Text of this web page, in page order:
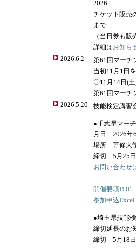
2026
チケット販
まで
（当日券も販
詳細はお知ら
2026.6.2
第61回マーチ
当初11月1日
〇11月14日(土
第61回マーチ
2026.5.20
技能検定講習
●千葉県マー
月日 2026年
場所 専修大
締切 5月25日
お問い合わせ
開催要項PDF
参加申込Excel
●埼玉県技能
締切延長のお
締切 5月18